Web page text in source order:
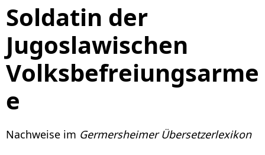
Soldatin der
Jugoslawischen
Volksbefreiungsarme
e
Nachweise im Germersheimer Übersetzerlexikon